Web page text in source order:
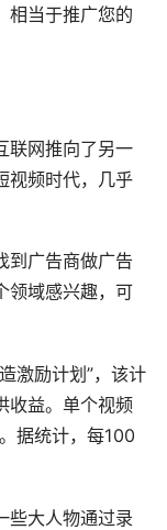
相当于推广您的
联网推向了另一
视频时代，几乎
到广告商做广告
领域感兴趣，可
激励计划”，该计
收益。单个视频
据统计，每100
些大人物通过录